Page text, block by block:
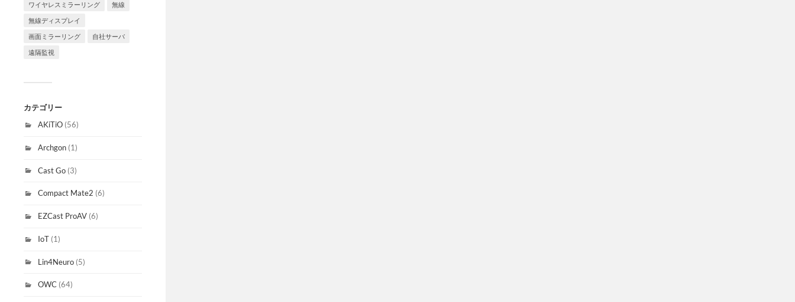
ワイヤレスミラーリング 無線
無線ディスプレイ
画面ミラーリング 自社サーバ
遠隔監視
カテゴリー
AKiTiO (56)
Archgon (1)
Cast Go (3)
Compact Mate2 (6)
EZCast ProAV (6)
IoT (1)
Lin4Neuro (5)
OWC (64)